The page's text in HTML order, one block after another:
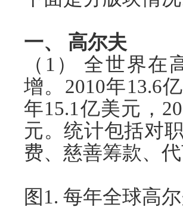
一、 高尔夫
（1） 全世界在
增。2010年13.6
年15.1亿美元，
元。统计包括对
费、慈善筹款、
图1. 每年全球高